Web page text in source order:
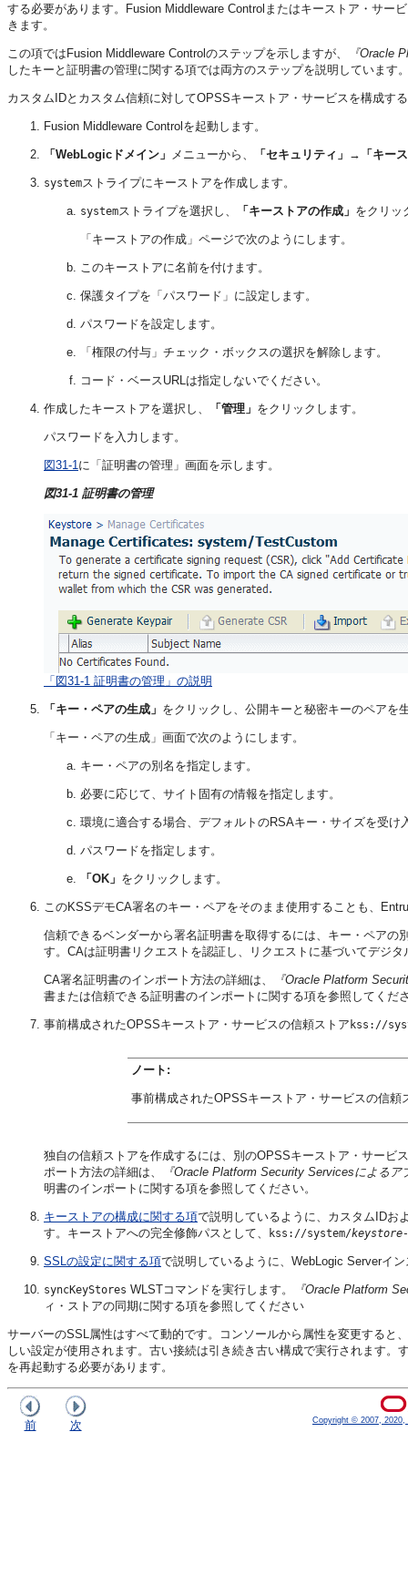
する必要があります。
Fusion Middleware Control またはキーストア・サー
きます。
この項では Fusion Middleware Control のステップを示しますが、
『Oracle
したキーと証明書の管理に関する項では両方のステップを説明しています
カスタムIDとカスタム信頼に対してOPSSキーストア・サービスを構成す
Fusion Middleware Controlを起動します 。
「WebLogicドメイン」 メニューから、 「セキュリティ」 → 「キー
systemストライプにキーストアを作成します。
systemストライプを選択し、 「キーストアの作成」 をクリッ
「キーストアの作成」ページで次のようにします。
このキーストアに名前を付けます。
保護タイプを「パスワード」に設定します。
パスワードを設定します。
「権限の付与」チェック・ボックスの選択を解除します。
コード・ベースURLは指定しないでください。
作成したキーストアを選択し、 「管理」 をクリックします。
パスワードを入力します。
図31-1 に「証明書の管理」画面を示します。
図31-1 証明書の管理
「図31-1 証明書の管理」の説明
「キー・ペアの生成」 をクリックし、公開キーと秘密キーのペアを
「キー・ペアの生成」画面で次のようにします。
キー・ペアの別名を指定します。
必要に応じて、サイト固有の情報を指定します。
環境に適合する場合、デフォルトのRSAキー・サイズを受
パスワードを指定します。
「OK」 をクリックします。
このKSSデモCA署名のキー・ペアをそのまま使用することも、
信頼できるベンダーから署名証明書を取得するには、キー・ペアの
す。CAは証明書リクエストを認証し、リクエストに基づいてデジ
CA署名証明書のインポート方法の詳細は、
『Oracle Platform
書または信頼できる証明書のインポートに関する項を参照してくだ
事前構成されたOPSSキーストア・サービスの信頼ストア kss://
ノート:
事前構成されたOPSSキーストア・サービスの信
独自の信頼ストアを作成するには、別のOPSSキーストア・サービ
ポート方法の詳細は、
『Oracle Platform Security Servicesによるア
明書のインポートに関する項を参照してください。
キーストアの構成に関する項で説明しているように、カスタムIDお
す。キーストアへの完全修飾パスとして、
kss://system/keystore-
SSLの設定に関する項で説明しているように、WebLogic Serverイ
syncKeyStores WLSTコマンドを実行します。
『Oracle Platform
ィ・ストアの同期に関する項を参照してください
サーバーのSSL属性はすべて動的です。コンソールから属性を変更する
しい設定が使用されます。古い接続は引き続き古い構成で実行されます
を再起動する必要があります。
前 次 Copyright © 2007,